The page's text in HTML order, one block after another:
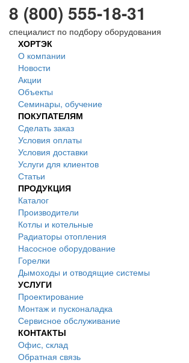
8 (800) 555-18-31
специалист по подбору оборудования
ХОРТЭК
О компании
Новости
Акции
Объекты
Семинары, обучение
ПОКУПАТЕЛЯМ
Сделать заказ
Условия оплаты
Условия доставки
Услуги для клиентов
Статьи
ПРОДУКЦИЯ
Каталог
Производители
Котлы и котельные
Радиаторы отопления
Насосное оборудование
Горелки
Дымоходы и отводящие системы
УСЛУГИ
Проектирование
Монтаж и пусконаладка
Сервисное обслуживание
КОНТАКТЫ
Офис, склад
Обратная связь